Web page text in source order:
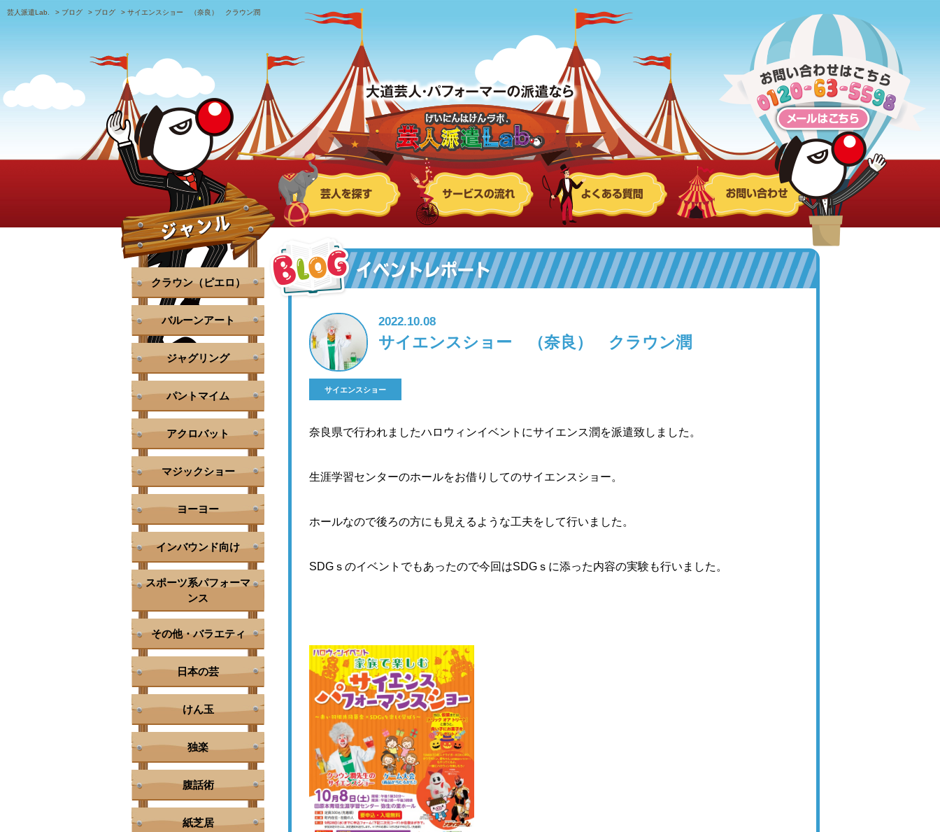
芸人派遣Lab. > ブログ > ブログ > サイエンスショー （奈良） クラウン潤
2022.10.08
サイエンスショー （奈良） クラウン潤
サイエンスショー
奈良県で行われましたハロウィンイベントにサイエンス潤を派遣致しました。
生涯学習センターのホールをお借りしてのサイエンスショー。
ホールなので後ろの方にも見えるような工夫をして行いました。
SDGｓのイベントでもあったので今回はSDGｓに添った内容の実験も行いました。
クラウン（ピエロ）
バルーンアート
ジャグリング
パントマイム
アクロバット
マジックショー
ヨーヨー
インバウンド向け
スポーツ系パフォーマ
ンス
その他・バラエティ
日本の芸
けん玉
独楽
腹話術
紙芝居